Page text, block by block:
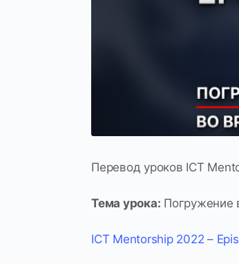
Перевод уроков ICT
Тема урока: Погружение
ICT Mentorship 2022 –